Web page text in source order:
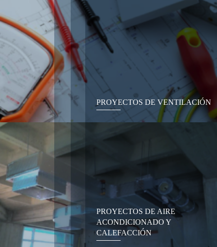
PROYECTOS DE VENTILACIÓN
PROYECTOS DE AIRE
ACONDICIONADO Y
CALEFACCIÓN